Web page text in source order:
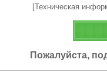
[Техническая
Пожалуйста,